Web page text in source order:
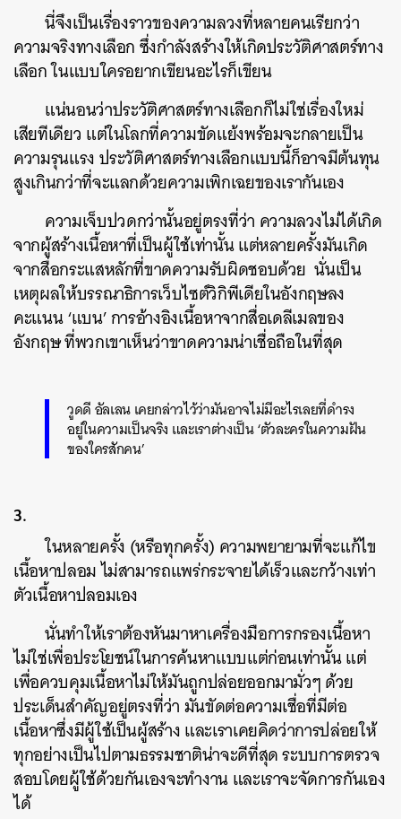
นี่จึงเป็นเรื่องราวของความลวงที่หลายคนเรียกว่า
ความจริงทางเลือก ซึ่งกำลังสร้างให้เกิดประวัติศาสตร์ทาง
เลือก ในแบบใครอยากเขียนอะไรก็เขียน
แน่นอนว่าประวัติศาสตร์ทางเลือกก็ไม่ใช่เรื่องใหม่
เสียทีเดียว แต่ในโลกที่ความขัดแย้งพร้อมจะกลายเป็น
ความรุนแรง ประวัติศาสตร์ทางเลือกแบบนี้ก็อาจมีต้นทุน
สูงเกินกว่าที่จะแลกด้วยความเพิกเฉยของเรากันเอง
ความเจ็บปวดกว่านั้นอยู่ตรงที่ว่า ความลวงไม่ได้เกิด
จากผู้สร้างเนื้อหาที่เป็นผู้ใช้เท่านั้น แต่หลายครั้งมันเกิด
จากสื่อกระแสหลักที่ขาดความรับผิดชอบด้วย นั่นเป็น
เหตุผลให้บรรณาธิการเว็บไซต์วิกิพีเดียในอังกฤษลง
คะแนน ‘แบน’ การอ้างอิงเนื้อหาจากสื่อเดลีเมลของ
อังกฤษ ที่พวกเขาเห็นว่าขาดความน่าเชื่อถือในที่สุด
วูดดี อัลเลน เคยกล่าวไว้ว่ามันอาจไม่มีอะไรเลยที่ดำรง
อยู่ในความเป็นจริง และเราต่างเป็น ‘ตัวละครในความฝัน
ของใครสักคน’
3.
ในหลายครั้ง (หรือทุกครั้ง) ความพยายามที่จะแก้ไข
เนื้อหาปลอม ไม่สามารถแพร่กระจายได้เร็วและกว้างเท่า
ตัวเนื้อหาปลอมเอง
นั่นทำให้เราต้องหันมาหาเครื่องมือการกรองเนื้อหา
ไม่ใช่เพื่อประโยชน์ในการค้นหาแบบแต่ก่อนเท่านั้น แต่
เพื่อควบคุมเนื้อหาไม่ให้มันถูกปล่อยออกมามั่วๆ ด้วย
ประเด็นสำคัญอยู่ตรงที่ว่า มันขัดต่อความเชื่อที่มีต่อ
เนื้อหาซึ่งมีผู้ใช้เป็นผู้สร้าง และเราเคยคิดว่าการปล่อยให้
ทุกอย่างเป็นไปตามธรรมชาติน่าจะดีที่สุด ระบบการตรวจ
สอบโดยผู้ใช้ด้วยกันเองจะทำงาน และเราจะจัดการกันเอง
ได้